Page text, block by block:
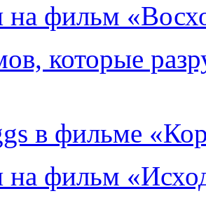
на фильм
которые
в фильме
на фильм